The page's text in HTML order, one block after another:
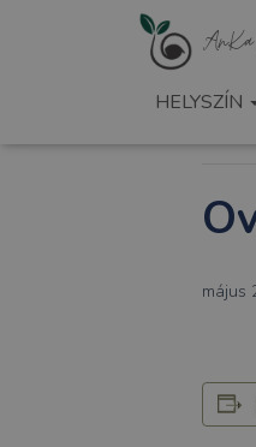
HELYSZÍN
«
május